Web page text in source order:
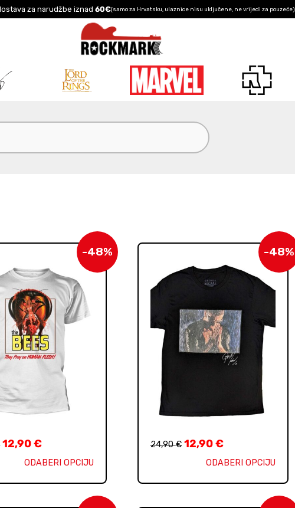
za narudžbe iznad 60€(samo za Hrvatsku, ulaznice nisu uključene, ne vrijedi za pouzeće)
-48%
12,90€
ODABERI OPCIJU
-48%
24,90€ 12,90€
ODABERI OPCIJU